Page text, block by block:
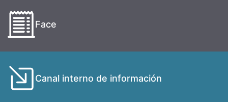
Face
Canal interno de información